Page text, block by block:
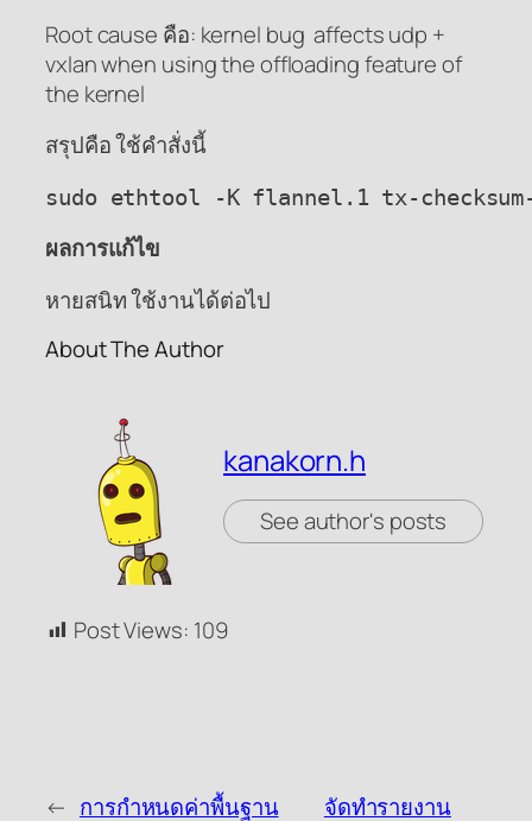
Root cause คือ: kernel bug affects udp +
vxlan when using the offloading feature of
the kernel
สรุปคือ ใช้คำสั่งนี้
sudo ethtool -K flannel.1 tx-
ผลการแก้ไข
หายสนิท ใช้งานได้ต่อไป
About The Author
kanakorn.h
See author's posts
Post Views: 109
← การกำหนดค่าพื้นฐาน
จัดทำรายงาน